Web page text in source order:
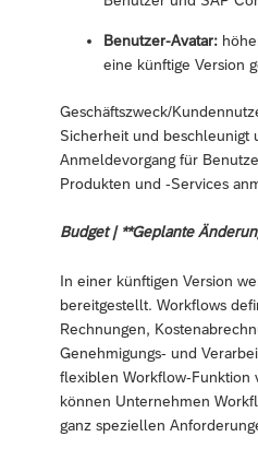
Benutzer-Avatar:
eine künftige Version
Geschäftszweck/
Sicherheit und beschleunigt
Anmeldevorgang für
Produkten und -Services
Budget | **Geplante
In einer künftigen Version
bereitgestellt. Workflows
Rechnungen,
Genehmigungs- und
flexiblen Workflow-Funktion
können Unternehmen
ganz speziellen